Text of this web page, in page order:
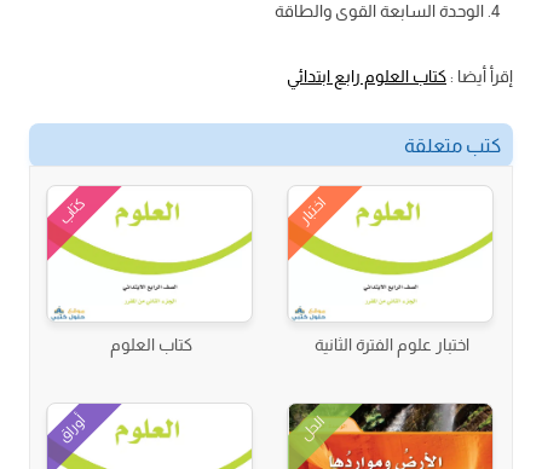
الوحدة السابعة القوى والطاقة
إقرأ أيضا :كتاب العلوم رابع ابتدائي
كتب متعلقة
اختبار
اختبار علوم الفترة الثانية
كتاب
كتاب العلوم
الحل أوراق